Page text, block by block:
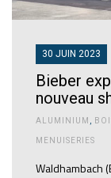
30 JUIN 2023
Bieber
nouveau
ALUMINIUM
MENUISERIES
Waldhambach